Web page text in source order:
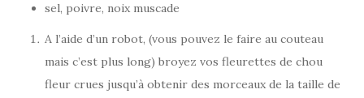
sel, poivre, noix muscade
A l’aide d’un robot, (vous pouvez le faire au couteau
mais c’est plus long) broyez vos fleurettes de chou
fleur crues jusqu’à obtenir des morceaux de la taille de